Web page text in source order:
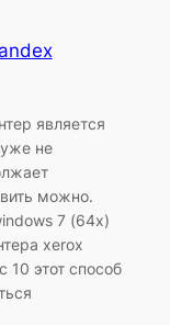
является
не
можно.
7 (64x)
xerox
10 этот способ